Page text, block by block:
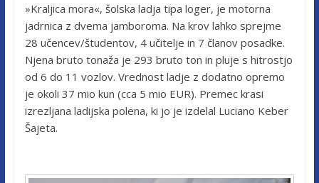
»Kraljica mora«, šolska ladja tipa loger, je motorna
jadrnica z dvema jamboroma. Na krov lahko sprejme
28 učencev/študentov, 4 učitelje in 7 članov posadke.
Njena bruto tonaža je 293 bruto ton in pluje s hitrostjo
od 6 do 11 vozlov. Vrednost ladje z dodatno opremo
je okoli 37 mio kun (cca 5 mio EUR). Premec krasi
izrezljana ladijska polena, ki jo je izdelal Luciano Keber
Šajeta.